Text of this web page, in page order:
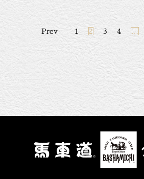
Prev 1 2 3 4 …